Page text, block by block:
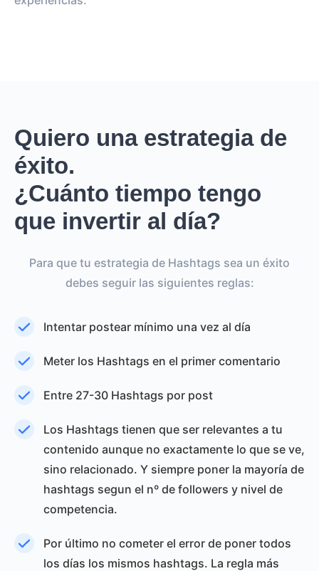
Quiero una estrategia de
éxito.
¿Cuánto tiempo tengo
que invertir al día?
Para que tu estrategia de Hashtags sea un éxito
debes seguir las siguientes reglas:
Intentar postear mínimo una vez al día
Meter los Hashtags en el primer comentario
Entre 27-30 Hashtags por post
Los Hashtags tienen que ser relevantes a tu
contenido aunque no exactamente lo que se ve,
sino relacionado. Y siempre poner la mayoría de
hashtags segun el nº de followers y nivel de
competencia.
Por último no cometer el error de poner todos
los días los mismos hashtags. La regla más